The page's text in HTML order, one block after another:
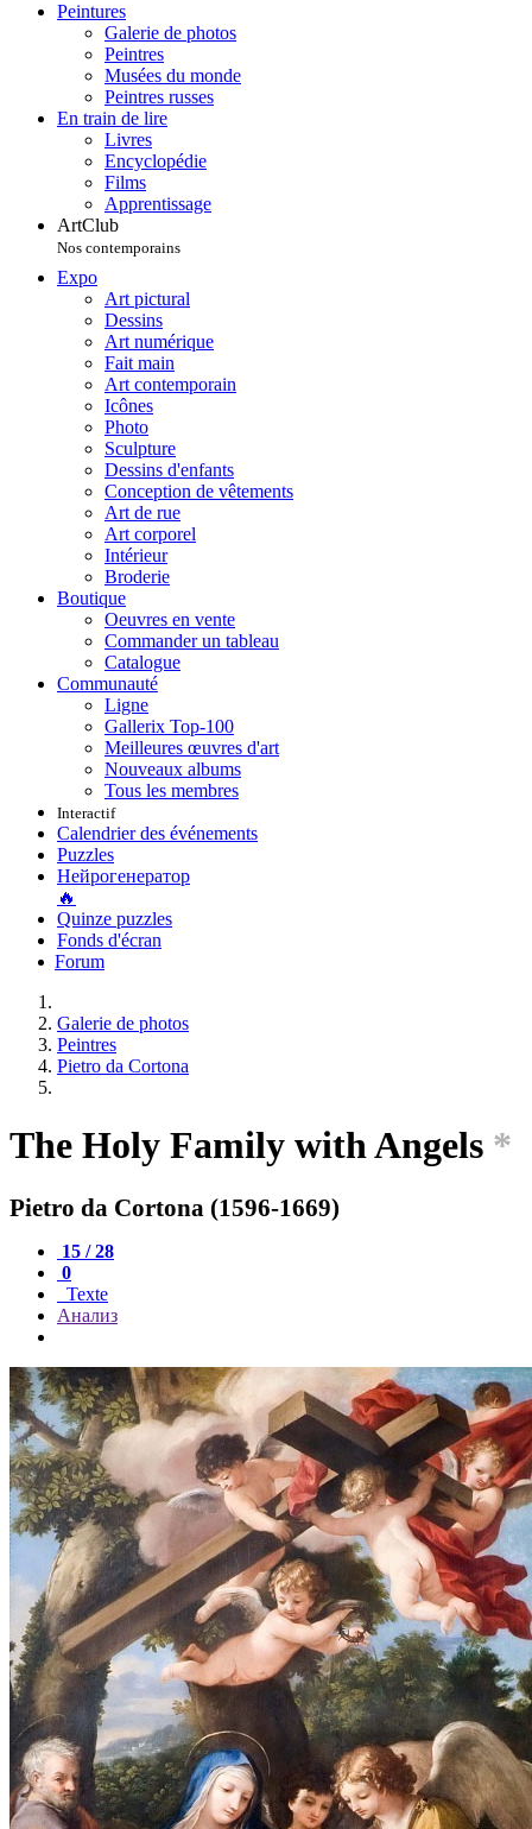
Peintures
Galerie de photos
Peintres
Musées du monde
Peintres russes
En train de lire
Livres
Encyclopédie
Films
Apprentissage
ArtClub
Nos contemporains
Expo
Art pictural
Dessins
Art numérique
Fait main
Art contemporain
Icônes
Photo
Sculpture
Dessins d'enfants
Conception de vêtements
Art de rue
Art corporel
Intérieur
Broderie
Boutique
Oeuvres en vente
Commander un tableau
Catalogue
Communauté
Ligne
Gallerix Top-100
Meilleures œuvres d'art
Nouveaux albums
Tous les membres
Interactif
Calendrier des événements
Puzzles
Нейрогенератор
🔥
Quinze puzzles
Fonds d'écran
Forum
Galerie de photos
Peintres
Pietro da Cortona
The Holy Family with Angels *
Pietro da Cortona (1596-1669)
15 / 28
0
Texte
Анализ